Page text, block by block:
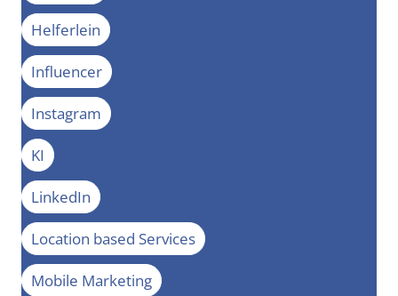
Helferlein
Influencer
Instagram
KI
LinkedIn
Location based Services
Mobile Marketing